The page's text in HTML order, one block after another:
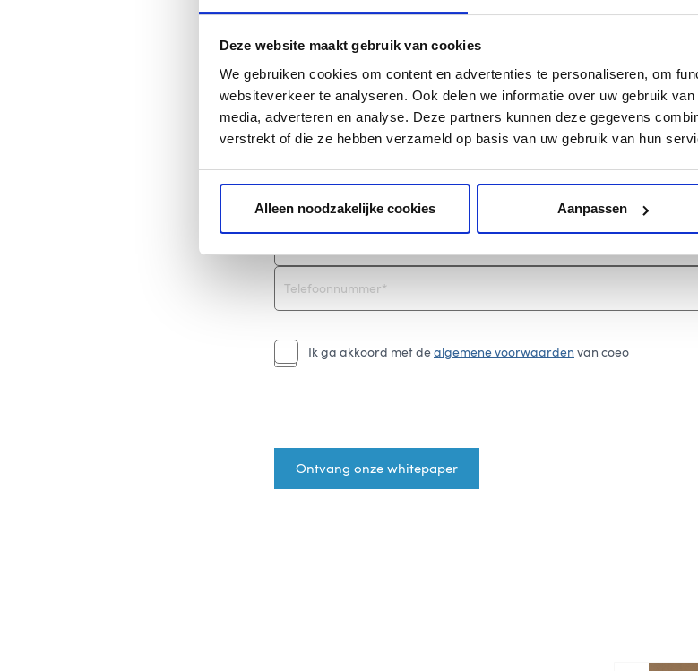
Deze website maakt gebruik van cookies
We gebruiken cookies om content en advertenties te personaliseren, om
websiteverkeer te analyseren. Ook delen we informatie over uw gebruik
media, adverteren en analyse. Deze partners kunnen deze gegevens
verstrekt of die ze hebben verzameld op basis van uw gebruik van hun
Alleen noodzakelijke cookies Aanpassen
Download de whitepaper
Ik ga akkoord met dealgemene voorwaarden van coeo
this